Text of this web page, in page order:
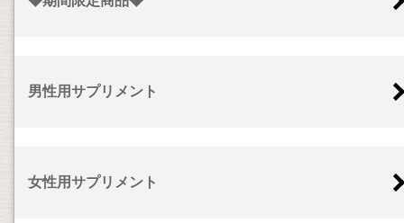
男性用サプリメント
女性用サプリメント